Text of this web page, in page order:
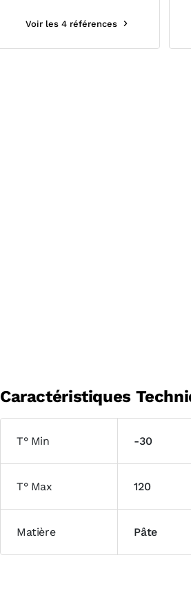
Voir les 4 références
Caractéristiques
T° Min -30
T° Max 120
Matière Pâte